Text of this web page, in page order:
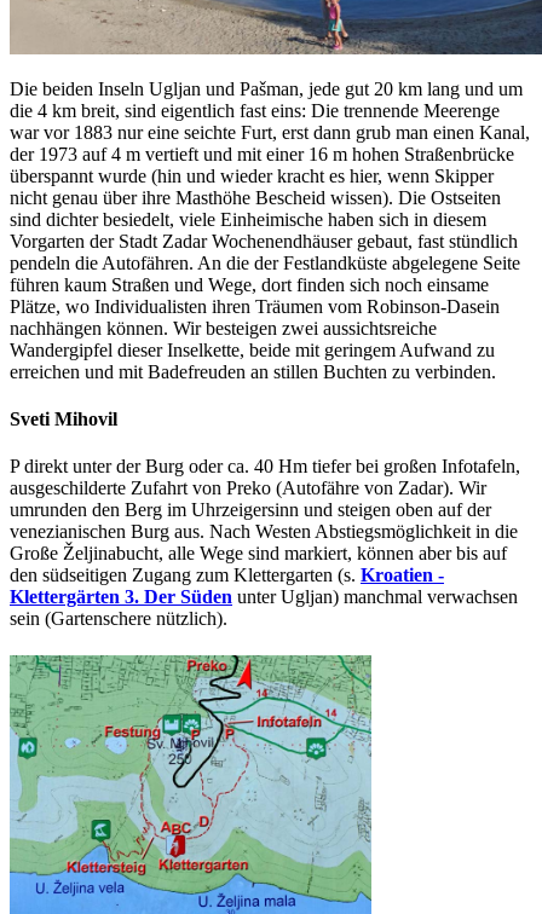
Die beiden Inseln Ugljan und Pašman, jede gut 20 km lang und um
die 4 km breit, sind eigentlich fast eins: Die trennende Meerenge
war vor 1883 nur eine seichte Furt, erst dann grub man einen Kanal,
der 1973 auf 4 m vertieft und mit einer 16 m hohen Straßenbrücke
überspannt wurde (hin und wieder kracht es hier, wenn Skipper
nicht genau über ihre Masthöhe Bescheid wissen). Die Ostseiten
sind dichter besiedelt, viele Einheimische haben sich in diesem
Vorgarten der Stadt Zadar Wochenendhäuser gebaut, fast stündlich
pendeln die Autofähren. An die der Festlandküste abgelegene Seite
führen kaum Straßen und Wege, dort finden sich noch einsame
Plätze, wo Individualisten ihren Träumen vom Robinson-Dasein
nachhängen können. Wir besteigen zwei aussichtsreiche
Wandergipfel dieser Inselkette, beide mit geringem Aufwand zu
erreichen und mit Badefreuden an stillen Buchten zu verbinden.
Sveti Mihovil
P direkt unter der Burg oder ca. 40 Hm tiefer bei großen Infotafeln,
ausgeschilderte Zufahrt von Preko (Autofähre von Zadar). Wir
umrunden den Berg im Uhrzeigersinn und steigen oben auf der
venezianischen Burg aus. Nach Westen Abstiegsmöglichkeit in die
Große Željinabucht, alle Wege sind markiert, können aber bis auf
den südseitigen Zugang zum Klettergarten (s. Kroatien -
Klettergärten 3. Der Süden unter Ugljan) manchmal verwachsen
sein (Gartenschere nützlich).